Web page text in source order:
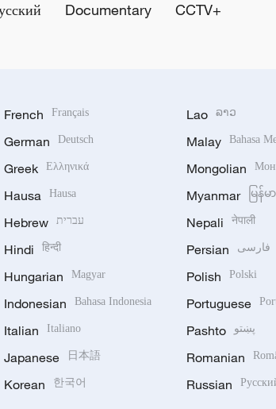
Documentary CCTV+
French Français
German Deutsch
Greek Ελληνικά
Hausa Hausa
Hebrew עברית
Hindi हिन्दी
Hungarian Magyar
Indonesian Bahasa Indonesia
Italian Italiano
Japanese 日本語
Korean 한국어
Lao ລາວ
Malay Bahasa
Mongolian
Myanmar မြန်
Nepali नेपाली
Persian فارسی
Polish Polski
Portuguese
Pashto پښتو
Romanian
Russian